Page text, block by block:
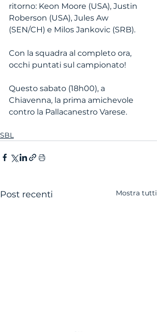
ritorno: Keon Moore (USA), Justin
Roberson (USA), Jules Aw
(SEN/CH) e Milos Jankovic (SRB).
Con la squadra al completo ora,
occhi puntati sul campionato!
Questo sabato (18h00), a
Chiavenna, la prima amichevole
contro la Pallacanestro Varese.
SBL
Post recenti Mostra tutti